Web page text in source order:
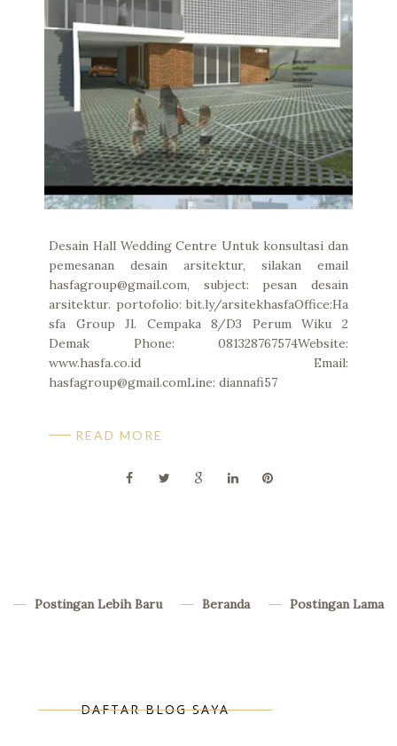
Desain Hall Wedding Centre Untuk konsultasi dan
pemesanan desain arsitektur, silakan email
hasfagroup@gmail.com, subject: pesan desain
arsitektur. portofolio: bit.ly/arsitekhasfaOffice:Ha
sfa Group Jl. Cempaka 8/D3 Perum Wiku 2
Demak Phone: 081328767574Website:
www.hasfa.co.id Email:
hasfagroup@gmail.comLine: diannafi57
READ MORE
Postingan Lebih Baru Postingan Lama
Beranda
DAFTAR BLOG SAYA